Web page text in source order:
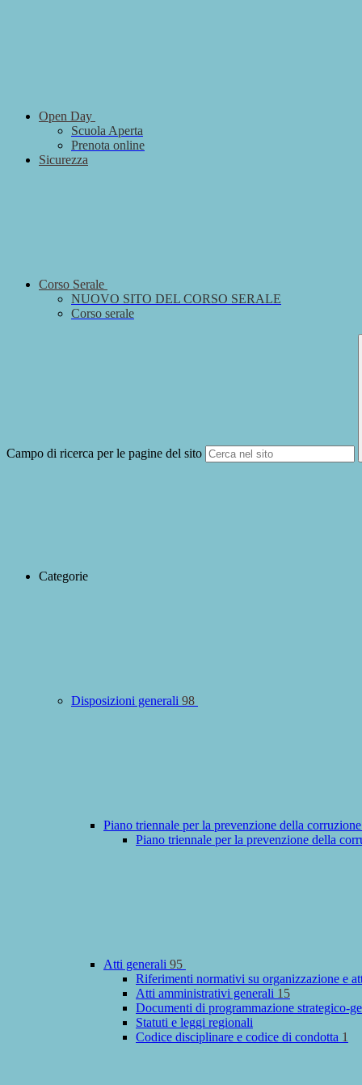
Open Day
Scuola Aperta
Prenota online
Sicurezza
Corso Serale
NUOVO SITO DEL CORSO SERALE
Corso serale
Campo di ricerca per le pagine del sito
Categorie
Disposizioni generali 98
Piano triennale per la prevenzione della
Piano triennale per la prevenzione della
Atti generali 95
Riferimenti normativi su organizzazione e
Atti amministrativi generali 15
Documenti di programmazione strategico-
Statuti e leggi regionali
Codice disciplinare e codice di condotta 1